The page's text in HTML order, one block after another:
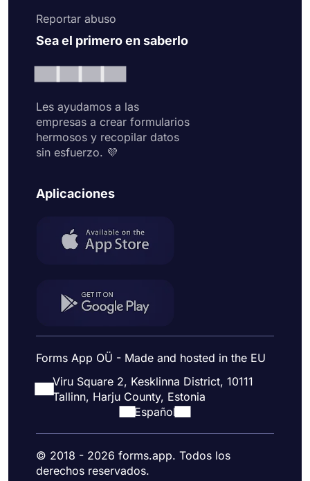
Reportar abuso
Sea el primero en saberlo
Les ayudamos a las
empresas a crear formularios
hermosos y recopilar datos
sin esfuerzo. 💜
Aplicaciones
Forms App OÜ - Made and hosted in the EU
Viru Square 2, Kesklinna District, 10111
Tallinn, Harju County, Estonia
Español
© 2018 - 2026 forms.app. Todos los
derechos reservados.